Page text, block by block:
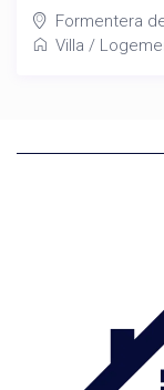
Formentera
Villa /